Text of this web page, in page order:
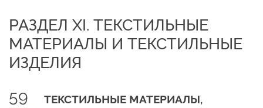
РАЗДЕЛ XI. ТЕКСТИЛЬНЫЕ
МАТЕРИАЛЫ И ТЕКСТИЛЬНЫЕ
ИЗДЕЛИЯ
59
ТЕКСТИЛЬНЫЕ МАТЕРИАЛЫ,